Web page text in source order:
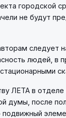
городской
не будут
следует
людей, в
ЛЕТА в
думы, после